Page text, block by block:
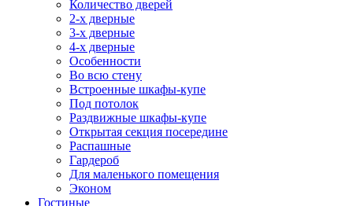
Количество дверей
2-х дверные
3-х дверные
4-х дверные
Особенности
Во всю стену
Встроенные шкафы-купе
Под потолок
Раздвижные шкафы-купе
Открытая секция посередине
Распашные
Гардероб
Для маленького помещения
Эконом
Гостиные